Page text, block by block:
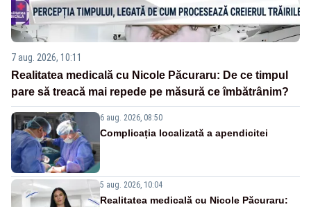
7 aug. 2026, 10:11
Realitatea medicală cu Nicole Păcuraru: De ce timpul
pare să treacă mai repede pe măsură ce îmbătrânim?
6 aug. 2026, 08:50
Complicația localizată a apendicitei
5 aug. 2026, 10:04
Realitatea medicală cu Nicole Păcuraru: